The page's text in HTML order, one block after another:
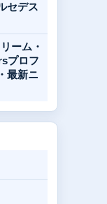
セデス
ーム・
プロフ
最新ニ